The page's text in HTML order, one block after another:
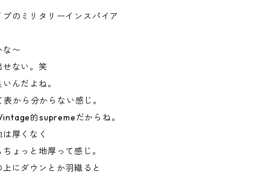
のミリタリーインスパイア
な〜
ない。笑
んだよね。
から分からない感じ。
的supremeだからね。
厚くなく
ょっと地厚って感じ。
にダウンとか羽織ると